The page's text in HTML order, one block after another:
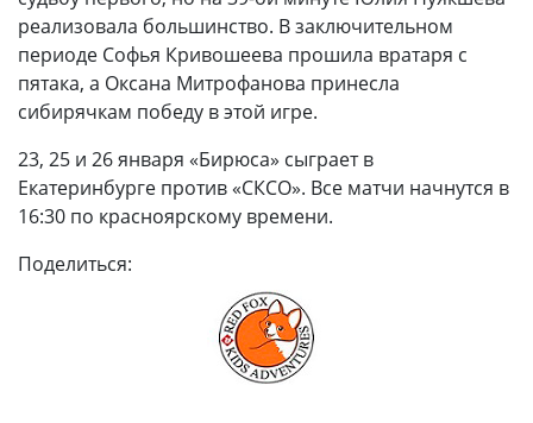
реализовала большинство. В заключительном
периоде Софья Кривошеева прошила вратаря с
пятака, а Оксана Митрофанова принесла
сибирячкам победу в этой игре.
23, 25 и 26 января «Бирюса» сыграет в
Екатеринбурге против «СКСО». Все матчи начнутся в
16:30 по красноярскому времени.
Поделиться: